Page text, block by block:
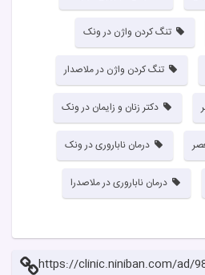
تنگ کردن واژن در ونک
تنگ کردن واژن در ملاصدار
دکتر زنان و زایمان در ونک
درمان ناباروری در ونک
درمان ناباروری در ملاصدرا
https://clinic.niniban.com/ad/